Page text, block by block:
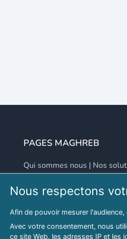
PAGES MAGHREB
Qui sommes nous | Nos
Adresse
Nous respectons
Afin de pouvoir mesurer
Avec votre consentement, nous
ce site Web, les adresses IP et